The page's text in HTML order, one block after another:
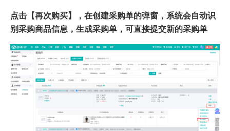
点击【再次购买】，在创建采购单的弹窗，系统会自动识
别采购商品信息，生成采购单，可直接提交新的采购单